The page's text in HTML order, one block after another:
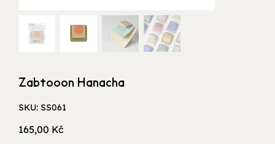
Zabtooon Hanacha
SKU: SKU
SS061
SS061
Cena
165,00 Kč